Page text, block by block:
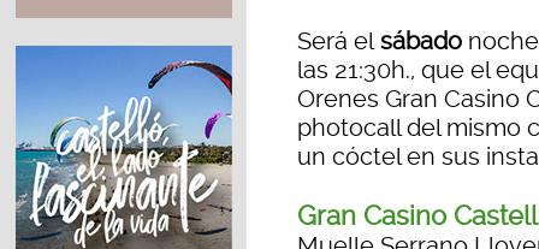
Será elsábado
las 21:30h., que el
Orenes Gran Casino
photocall del mismo
un cóctel en sus
Gran Casino